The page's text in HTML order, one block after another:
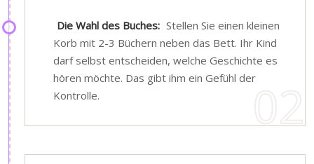
Die Wahl des Buches: Stellen Sie einen kleinen
Korb mit 2-3 Büchern neben das Bett. Ihr Kind
darf selbst entscheiden, welche Geschichte es
hören möchte. Das gibt ihm ein Gefühl der
Kontrolle.